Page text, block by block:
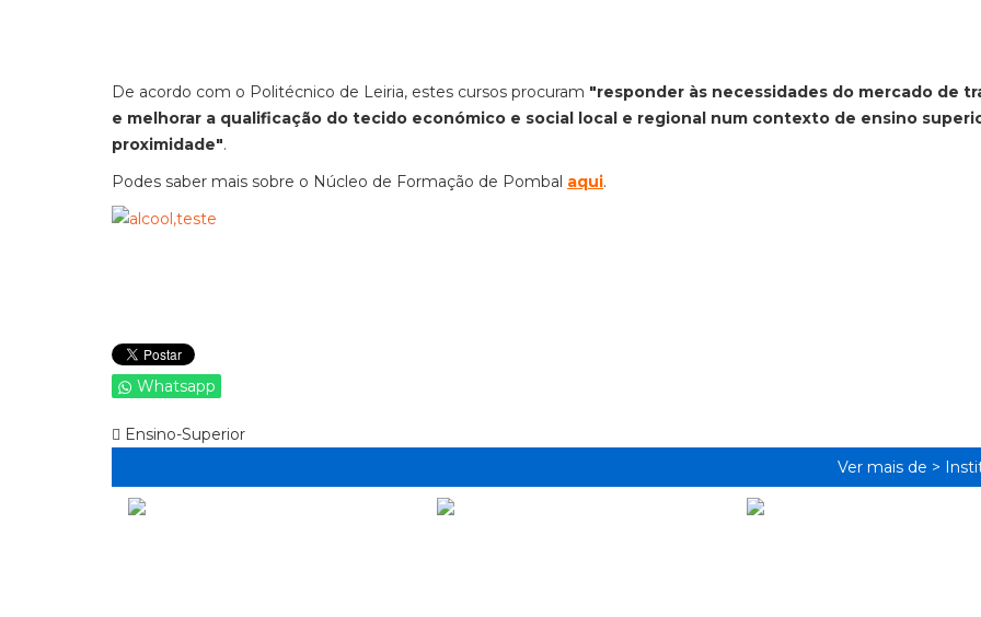
De acordo com o Politécnico de Leiria, estes cursos procuram "responder às necessidades do mercado de
e melhorar a qualificação do tecido económico e social local e regional num contexto de ensino
proximidade".
Podes saber mais sobre o Núcleo de Formação de Pombal aqui.
Whatsapp
Ensino-Superior
Ver mais de >